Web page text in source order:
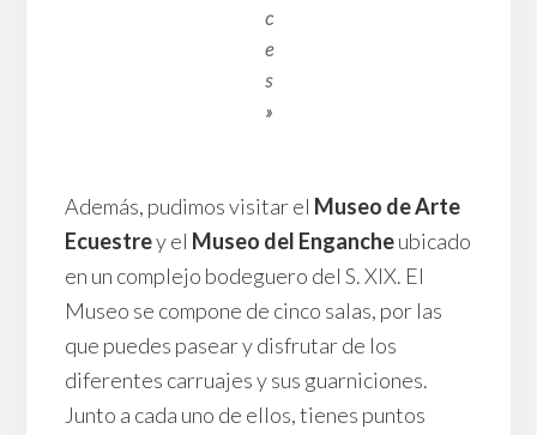
c
e
s
»
Además, pudimos visitar el Museo de Arte
Ecuestrey el Museo del Engancheubicado
en un complejo bodeguero del S. XIX. El
Museo se compone de cinco salas, por las
que puedes pasear y disfrutar de los
diferentes carruajes y sus guarniciones.
Junto a cada uno de ellos, tienes puntos